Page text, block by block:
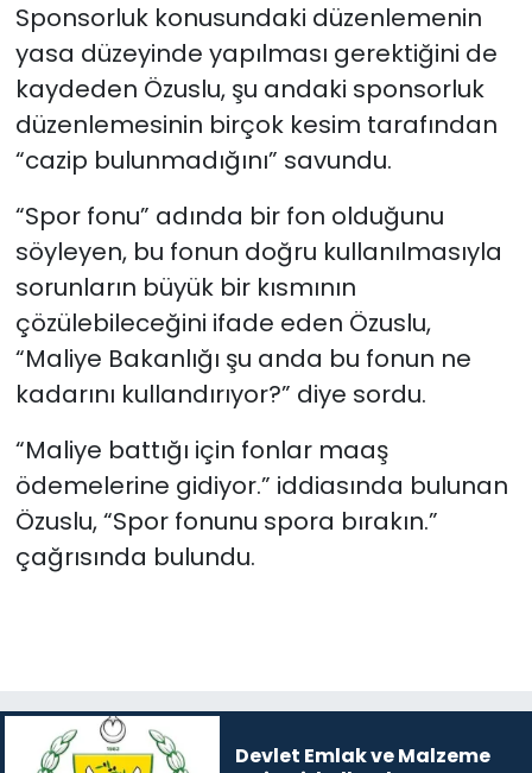
Sponsorluk konusundaki düzenlemenin
yasa düzeyinde yapılması gerektiğini de
kaydeden Özuslu, şu andaki sponsorluk
düzenlemesinin birçok kesim tarafından
“cazip bulunmadığını” savundu.
“Spor fonu” adında bir fon olduğunu
söyleyen, bu fonun doğru kullanılmasıyla
sorunların büyük bir kısmının
çözülebileceğini ifade eden Özuslu,
“Maliye Bakanlığı şu anda bu fonun ne
kadarını kullandırıyor?” diye sordu.
“Maliye battığı için fonlar maaş
ödemelerine gidiyor.” iddiasında bulunan
Özuslu, “Spor fonunu spora bırakın.”
çağrısında bulundu.
Devlet Emlak ve Malzeme